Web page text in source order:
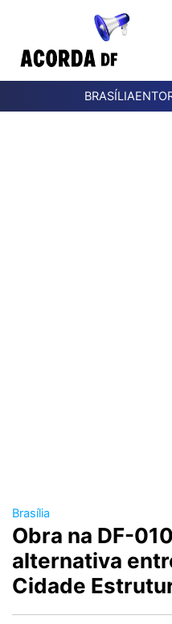
BRASÍLIA
Brasília
Obra na DF-
alternativa
Cidade